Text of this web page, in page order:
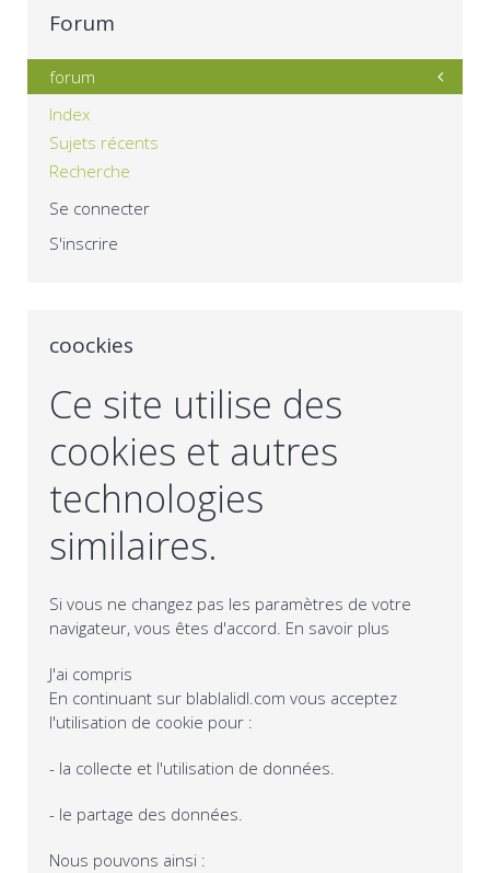
Forum
forum
Index
Sujets récents
Recherche
Se connecter
S'inscrire
coockies
Ce site utilise des
cookies et autres
technologies
similaires.
Si vous ne changez pas les paramètres de votre
navigateur, vous êtes d'accord. En savoir plus
J'ai compris
En continuant sur blablalidl.com vous acceptez
l'utilisation de cookie pour :
- la collecte et l'utilisation de données.
- le partage des données.
Nous pouvons ainsi :